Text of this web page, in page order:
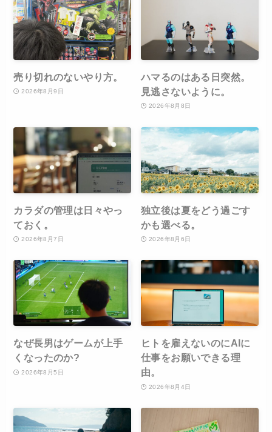
売り切れのないやり方。
2026年8月9日
ハマるのはある日突然。
見逃さないように。
2026年8月8日
カラダの管理は日々やっ
ておく。
2026年8月7日
独立後は夏をどう過ごす
かも選べる。
2026年8月6日
なぜ長男はゲームが上手
くなったのか?
2026年8月5日
ヒトを雇えないのにAIに
仕事をお願いできる理
由。
2026年8月4日